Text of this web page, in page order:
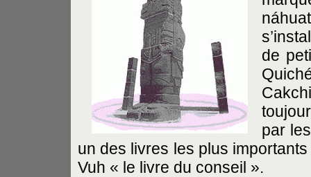
de
par
un des livres les plus
Vuh « le livre du conseil ».